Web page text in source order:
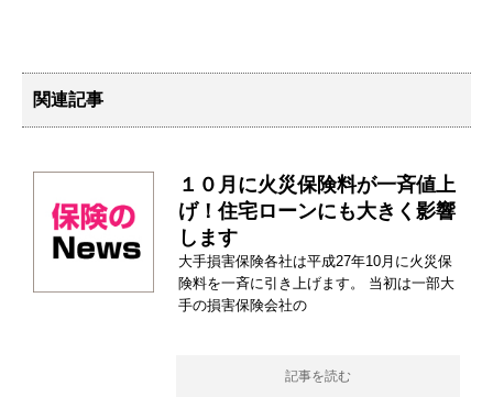
関連記事
１０月に火災保険料が一斉値上
げ！住宅ローンにも大きく影響
します
大手損害保険各社は平成27年10月に火災保
険料を一斉に引き上げます。 当初は一部大
手の損害保険会社の
記事を読む